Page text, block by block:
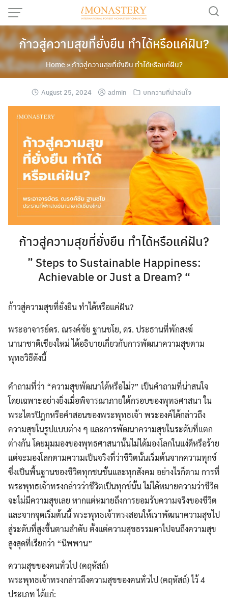
Skip
content
ก้าวสู่ความสุขที่ยั่งยืน ทำได้หรือแค่ฝัน?
Home»ก้าวสู่ความสุขที่ยั่งยืน ทำได้หรือแค่ฝัน?
August 25, 2024 admin บทความที่น่าสนใจ
ก้าวสู่ความสุขที่ยั่งยืน ทำได้หรือแค่ฝัน?
” Steps to Sustainable Happiness:
Achievable or Just a Dream? “
ก้าวสู่ความสุขที่ยั่งยืน ทำได้หรือแค่ฝัน?
พระอาจารย์ดร. ณรงค์ชัย ฐานชโย, ดร. ประธานที่พักสงฆ์
นานาชาติเชียงใหม่ ได้อธิบายเกี่ยวกับการพัฒนาความสุขตาม
พุทธวิธีดังนี้
คำถามที่ว่า “ความสุขพัฒนาได้หรือไม่?” เป็นคำถามที่น่าสนใจ
โดยเฉพาะอย่างยิ่งเมื่อพิจารณาภายใต้กรอบของพุทธศาสนา ใน
พระไตรปิฎกหรือคำสอนของพระพุทธเจ้า พระองค์ได้กล่าวถึง
ความสุขในรูปแบบต่าง ๆ และการพัฒนาความสุขในระดับที่แตก
ต่างกัน โดยมุมมองของพุทธศาสนานั้นไม่ได้มองโลกในแง่ดีหรือร้าย
แต่จะมองโลกตามความเป็นจริงที่ว่าชีวิตนั้นเริ่มต้นจากความทุกข์
ซึ่งเป็นพื้นฐานของชีวิตทุกชนชั้นและทุกสังคม อย่างไรก็ตาม การที่
พระพุทธเจ้าทรงกล่าวว่าชีวิตเป็นทุกข์นั้น ไม่ได้หมายความว่าชีวิต
จะไม่มีความสุขเลย หากแต่หมายถึงการยอมรับความจริงของชีวิต
และจากจุดเริ่มต้นนี้ พระพุทธเจ้าทรงสอนให้เราพัฒนาความสุขไป
สู่ระดับที่สูงขึ้นตามลำดับ ตั้งแต่ความสุขธรรมดาไปจนถึงความสุข
สูงสุดที่เรียกว่า “นิพพาน”
ความสุขของคนทั่วไป (คฤหัสถ์)
พระพุทธเจ้าทรงกล่าวถึงความสุขของคนทั่วไป (คฤหัสถ์) ไว้ 4
ประเภท ได้แก่: